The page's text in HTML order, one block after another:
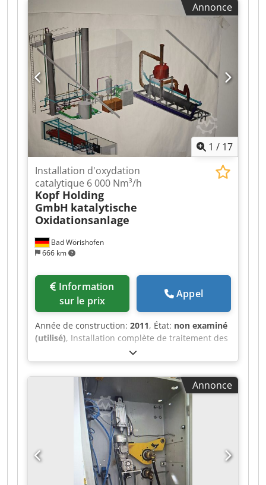
Annonce
1 / 17
Bad Wörishofen
666 km
Installation d'oxydation
catalytique 6 000 Nm³/h
Kopf Holding
GmbH katalytische
Oxidationsanlage
sur le prix
Appel
Année de construction: 2011, État: non examiné
(utilisé), Installation complète de traitement des
gaz et d’oxydation catalytique avec récupération
de chaleur – Année de construction : 2011 Pour
le compte d’un client, nous proposons à la vente
une installation industrielle de haute qualité
pour le traitement des gaz et l’oxydation
catalytique. Cette installation a été initialement
conçue et construite pour le traitement de flux
de gaz contenant du méthane, du sulfure
d’hydrogène et des hydrocarbures provenant
d’une application géothermique. Elle est encore
entièrement montée et peut être visitée sur
Annonce